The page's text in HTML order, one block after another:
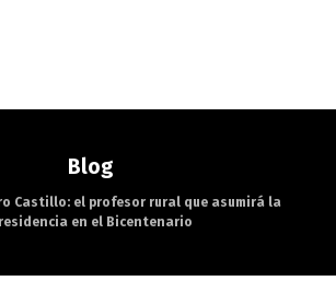
Blog
Castillo: el profesor rural que asumirá la
en el Bicentenario